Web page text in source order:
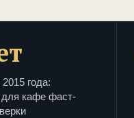
года:
кафе фаст-